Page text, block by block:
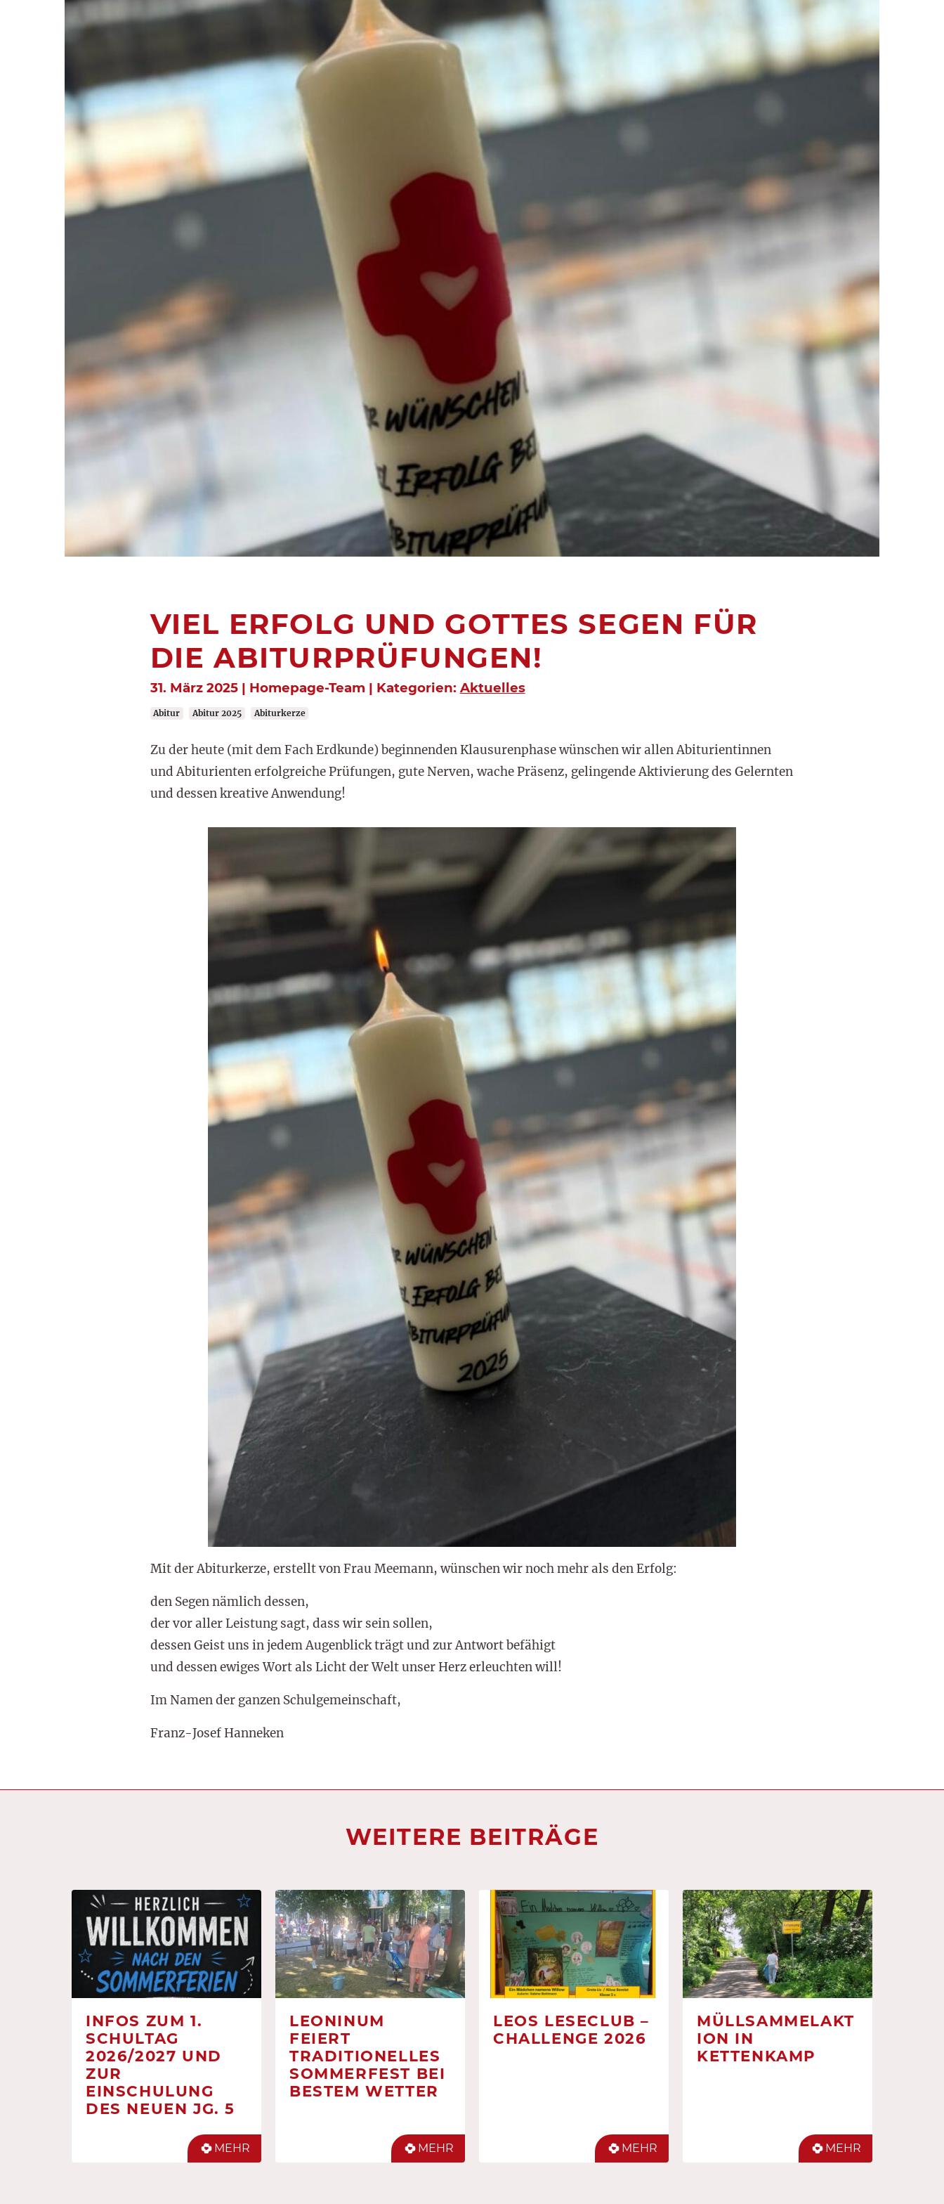
VIEL ERFOLG UND GOTTES SEGEN FÜR
DIE ABITURPRÜFUNGEN!
31. März 2025 | Homepage-Team | Kategorien: Aktuelles
Abitur Abitur 2025 Abiturkerze
Zu der heute (mit dem Fach Erdkunde) beginnenden Klausurenphase wünschen wir allen Abiturientinnen
und Abiturienten erfolgreiche Prüfungen, gute Nerven, wache Präsenz, gelingende Aktivierung des Gelernten
und dessen kreative Anwendung!
Mit der Abiturkerze, erstellt von Frau Meemann, wünschen wir noch mehr als den Erfolg:
den Segen nämlich dessen,
der vor aller Leistung sagt, dass wir sein sollen,
dessen Geist uns in jedem Augenblick trägt und zur Antwort befähigt
und dessen ewiges Wort als Licht der Welt unser Herz erleuchten will!
Im Namen der ganzen Schulgemeinschaft,
Franz-Josef Hanneken
WEITERE BEITRÄGE
INFOS ZUM 1.
SCHULTAG
2026/2027 UND
ZUR
EINSCHULUNG
DES NEUEN JG. 5
MEHR
LEONINUM
FEIERT
TRADITIONELLES
SOMMERFEST BEI
BESTEM WETTER
MEHR
LEOS LESECLUB –
CHALLENGE 2026
MEHR
MÜLLSAMMELAKT
ION IN
KETTENKAMP
MEHR